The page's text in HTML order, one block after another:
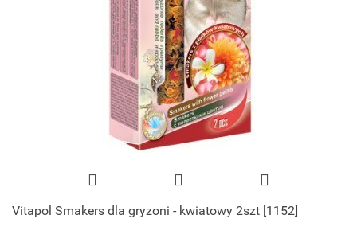
Vitapol Smakers dla gryzoni - kwiatowy 2szt [1152]